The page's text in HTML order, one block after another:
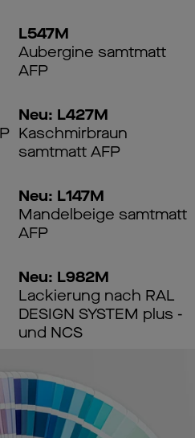
L547M
Aubergine samtmatt
AFP
Neu: L427M
Kaschmirbraun
samtmatt AFP
Neu: L147M
Mandelbeige samtmatt
AFP
Neu: L982M
Lackierung nach RAL
DESIGN SYSTEM plus -
und NCS